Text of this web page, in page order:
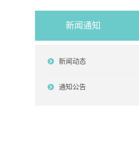
新闻通知
新闻动态
通知公告